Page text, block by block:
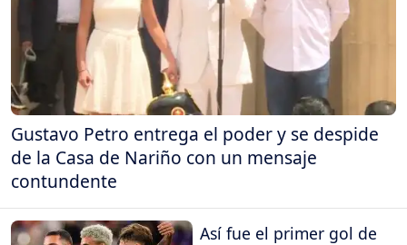
Gustavo Petro entrega el poder y se despide
de la Casa de Nariño con un mensaje
contundente
Así fue el primer gol de